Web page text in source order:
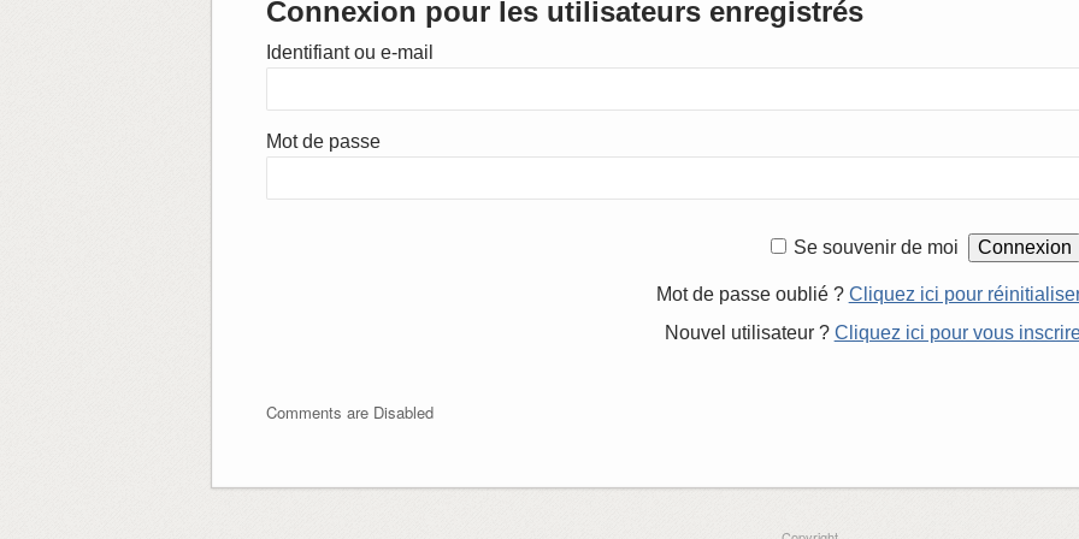
Connexion pour les utilisateurs enregistrés
Identifiant ou e-mail
Mot de passe
Se souvenir de moi
Mot de passe oublié ? Cliquez ici pour
Nouvel utilisateur ? Cliquez ici pour vous
Comments are Disabled